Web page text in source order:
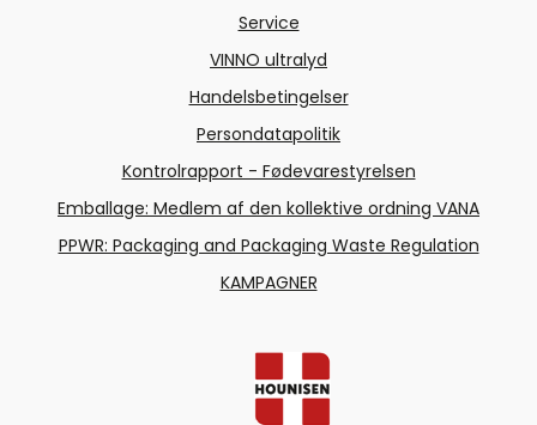
Service
VINNO ultralyd
Handelsbetingelser
Persondatapolitik
Kontrolrapport - Fødevarestyrelsen
Emballage: Medlem af den kollektive ordning VANA
PPWR: Packaging and Packaging Waste Regulation
KAMPAGNER